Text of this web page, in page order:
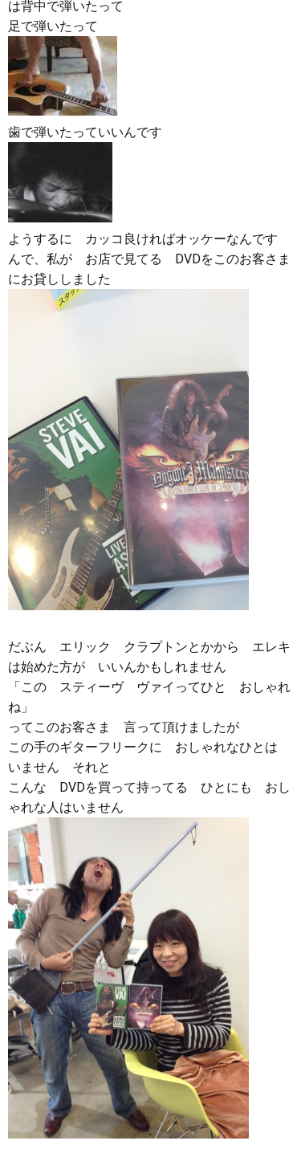
は背中で弾いたって
足で弾いたって
歯で弾いたっていいんです
ようするに カッコ良ければオッケーなんです
んで、私が お店で見てる DVDをこのお客さま
にお貸ししました
だぶん エリック クラプトンとかから エレキ
は始めた方が いいんかもしれません
「この スティーヴ ヴァイってひと おしゃれ
ね」
ってこのお客さま 言って頂けましたが
この手のギターフリークに おしゃれなひとは
いません それと
こんな DVDを買って持ってる ひとにも おし
ゃれな人はいません